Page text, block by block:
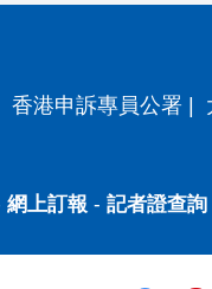
香港申訴專員公署
網上訂報 - 記者證查詢